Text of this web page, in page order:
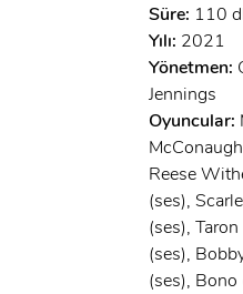
Süre: 110
Yılı: 2021
Yönetmen:
Jennings
Oyuncular:
Reese
(ses),
(ses),
(ses),
(ses), Bono